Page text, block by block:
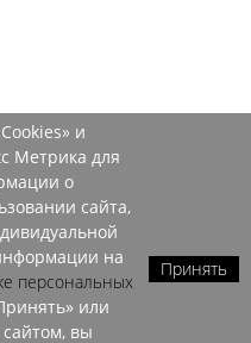
и
Метрика для
о
сайта,
на
персональных
или
вы
Принять